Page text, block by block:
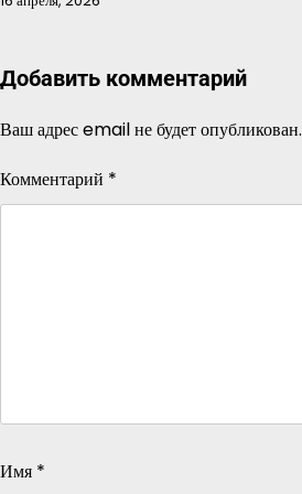
Добавить комментарий
Ваш адрес email не будет опубликован.
Комментарий *
Имя *